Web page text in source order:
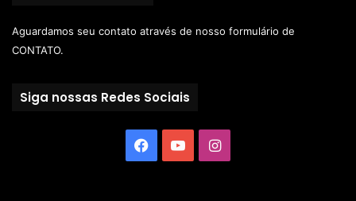
Aguardamos seu contato através de nosso formulário de
CONTATO.
Siga nossas Redes Sociais